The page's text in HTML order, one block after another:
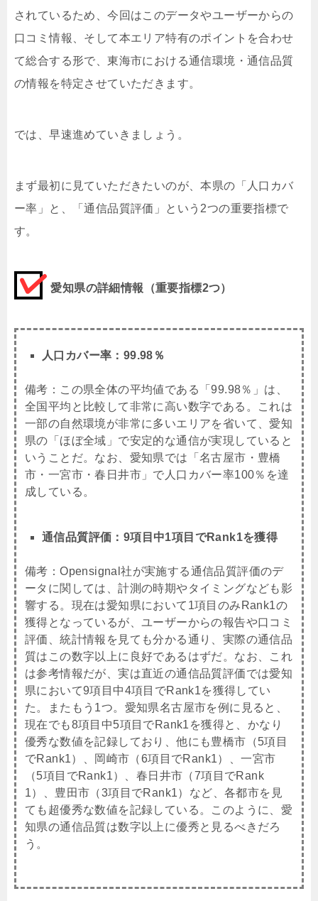
されているため、今回はこのデータやユーザーからの
口コミ情報、そして本エリア特有のポイントを合わせ
て総合する形で、東海市における通信環境・通信品質
の情報を特定させていただきます。
では、早速進めていきましょう。
まず最初に見ていただきたいのが、本県の「人口カバ
ー率」と、「通信品質評価」という2つの重要指標で
す。
愛知県の詳細情報（重要指標2つ）
人口カバー率： 99.98 ％
備考：この県全体の平均値である「99.98％」は、
全国平均と比較して非常に高い数字である。これは
一部の自然環境が非常に多いエリアを省いて、愛知
県の「ほぼ全域」で安定的な通信が実現していると
いうことだ。なお、愛知県では「名古屋市・豊橋
市・一宮市・春日井市」で人口カバー率100％を達
成している。
通信品質評価：9項目中1項目でRank1を獲得
備考：Opensignal社が実施する通信品質評価のデ
ータに関しては、計測の時期やタイミングなども影
響する。現在は愛知県において1項目のみRank1の
獲得となっているが、ユーザーからの報告や口コミ
評価、統計情報を見ても分かる通り、実際の通信品
質はこの数字以上に良好であるはずだ。なお、これ
は参考情報だが、実は直近の通信品質評価では愛知
県において9項目中4項目でRank1を獲得してい
た。またもう1つ。愛知県名古屋市を例に見ると、
現在でも8項目中5項目でRank1を獲得と、かなり
優秀な数値を記録しており、他にも豊橋市（5項目
でRank1）、岡崎市（6項目でRank1）、一宮市
（5項目でRank1）、春日井市（7項目でRank
1）、豊田市（3項目でRank1）など、各都市を見
ても超優秀な数値を記録している。このように、愛
知県の通信品質は数字以上に優秀と見るべきだろ
う。